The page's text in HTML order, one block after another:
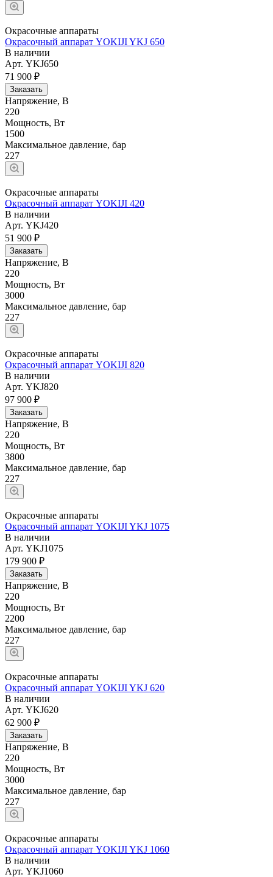
Окрасочные аппараты
Окрасочный аппарат YOKIJI YKJ 650
В наличии
Арт. YKJ650
71 900 ₽
Заказать
Напряжение, В
220
Мощность, Вт
1500
Максимальное давление, бар
227
Окрасочные аппараты
Окрасочный аппарат YOKIJI 420
В наличии
Арт. YKJ420
51 900 ₽
Заказать
Напряжение, В
220
Мощность, Вт
3000
Максимальное давление, бар
227
Окрасочные аппараты
Окрасочный аппарат YOKIJI 820
В наличии
Арт. YKJ820
97 900 ₽
Заказать
Напряжение, В
220
Мощность, Вт
3800
Максимальное давление, бар
227
Окрасочные аппараты
Окрасочный аппарат YOKIJI YKJ 1075
В наличии
Арт. YKJ1075
179 900 ₽
Заказать
Напряжение, В
220
Мощность, Вт
2200
Максимальное давление, бар
227
Окрасочные аппараты
Окрасочный аппарат YOKIJI YKJ 620
В наличии
Арт. YKJ620
62 900 ₽
Заказать
Напряжение, В
220
Мощность, Вт
3000
Максимальное давление, бар
227
Окрасочные аппараты
Окрасочный аппарат YOKIJI YKJ 1060
В наличии
Арт. YKJ1060